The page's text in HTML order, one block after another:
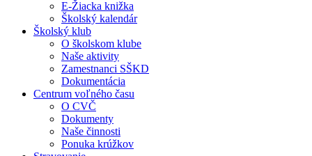
E-Žiacka knižka
Školský kalendár
Školský klub
O školskom klube
Naše aktivity
Zamestnanci SŠKD
Dokumentácia
Centrum voľného času
O CVČ
Dokumenty
Naše činnosti
Ponuka krúžkov